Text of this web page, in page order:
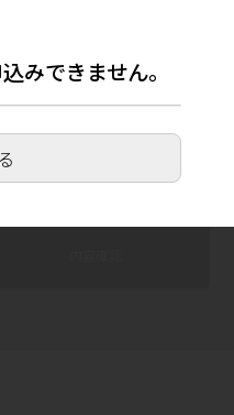
の親子じてんしゃ
17:00
みできません。